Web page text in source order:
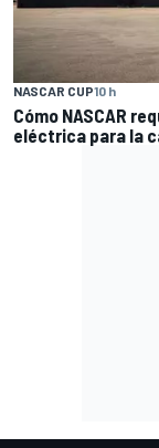
NASCAR CUP10 h
Cómo NASCAR
eléctrica para la